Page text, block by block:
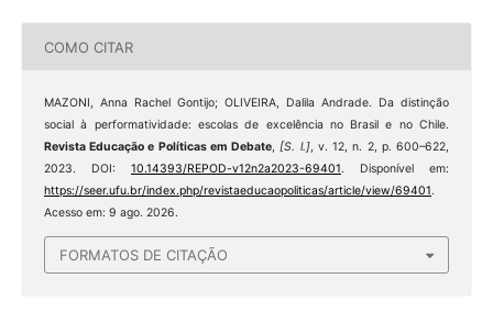
COMO CITAR
MAZONI, Anna Rachel Gontijo; OLIVEIRA, Dalila Andrade. Da distinção
social à performatividade: escolas de excelência no Brasil e no Chile.
Revista Educação e Políticas em Debate,[S. l.], v. 12, n. 2, p. 600–622,
2023. DOI: 10.14393/REPOD-v12n2a2023-69401. Disponível em:
https://seer.ufu.br/index.php/revistaeducaopoliticas/article/view/69401.
Acesso em: 9 ago. 2026.
FORMATOS DE CITAÇÃO